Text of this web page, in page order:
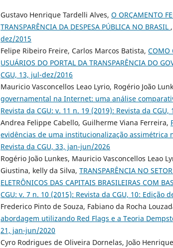
Gustavo Henrique Tardelli Alves, O ORÇAMENTO
TRANSPARÊNCIA DA DESPESA PÚBLICA NO BRASIL ,
dez/2015
Felipe Ribeiro Freire, Carlos Marcos Batista, COMO
USUÁRIOS DO PORTAL DA TRANSPARÊNCIA DO
CGU, 13, jul-dez/2016
Mauricio Vasconcellos Leao Lyrio, Rogério João
governamental na Internet: uma análise
Revista da CGU: v. 11 n. 19 (2019): Revista da
Andrea Felippe Cabello, Guilherme Viana Ferreira,
evidências de uma institucionalização assimétrica
Revista da CGU, 33, jan-jun/2026
Rogério João Lunkes, Mauricio Vasconcellos Leao
Giustina, kelly da Silva, TRANSPARÊNCIA NO
ELETRÔNICOS DAS CAPITAIS BRASILEIRAS COM
CGU: v. 7 n. 10 (2015): Revista da CGU, 10: Edição
Frederico Pinto de Souza, Fabiano da Rocha
abordagem utilizando Red Flags e a Teoria
21, jan-jun/2020
Cyro Rodrigues de Oliveira Dornelas, João